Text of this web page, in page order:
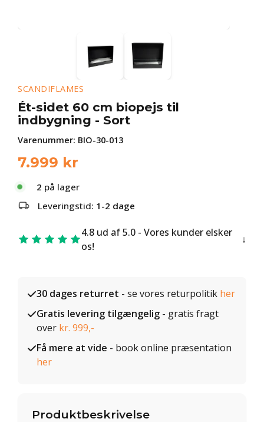
SCANDIFLAMES
Ét-sidet 60 cm biopejs til
indbygning - Sort
Varenummer: BIO-30-013
7.999 kr
2 på lager
Leveringstid: 1-2 dage
4.8 ud af 5.0 - Vores kunder elsker
os!
30 dages returret - se vores returpolitik her
Gratis levering tilgængelig - gratis fragt
over kr. 999,-
Få mere at vide - book online præsentation
her
Produktbeskrivelse